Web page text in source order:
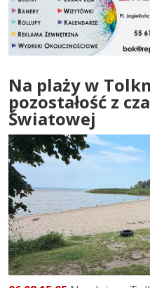
Na plaży w
pozostałość z
Światowej